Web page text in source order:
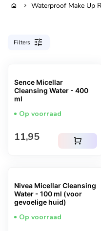
home chevron_right Waterproof Make Up
Filters tune
Sence Micellar
Cleansing Water - 400
ml
Op voorraad
Normale prijs
11,95 shopping_cart
Nivea Micellar Cleansing
Water - 100 ml (voor
gevoelige huid)
Op voorraad